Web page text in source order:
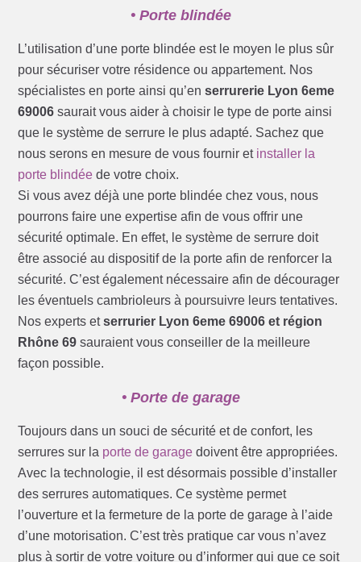
• Porte blindée
L’utilisation d’une porte blindée est le moyen le plus sûr
pour sécuriser votre résidence ou appartement. Nos
spécialistes en porte ainsi qu’enserrurerie Lyon 6eme
69006 saurait vous aider à choisir le type de porte ainsi
que le système de serrure le plus adapté. Sachez que
nous serons en mesure de vous fournir et installer la
porte blindée de votre choix.
Si vous avez déjà une porte blindée chez vous, nous
pourrons faire une expertise afin de vous offrir une
sécurité optimale. En effet, le système de serrure doit
être associé au dispositif de la porte afin de renforcer la
sécurité. C’est également nécessaire afin de décourager
les éventuels cambrioleurs à poursuivre leurs tentatives.
Nos experts etserrurier Lyon 6eme 69006 et région
Rhône 69 sauraient vous conseiller de la meilleure
façon possible.
• Porte de garage
Toujours dans un souci de sécurité et de confort, les
serrures sur la porte de garage doivent être appropriées.
Avec la technologie, il est désormais possible d’installer
des serrures automatiques. Ce système permet
l’ouverture et la fermeture de la porte de garage à l’aide
d’une motorisation. C’est très pratique car vous n’avez
plus à sortir de votre voiture ou d’informer qui que ce soit